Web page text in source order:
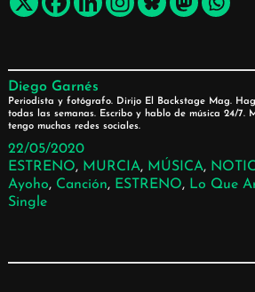
Diego Garnés
Periodista y fotógrafo. Dirijo El Backstage Mag.
todas las semanas. Escribo y hablo de música 24/7.
tengo muchas redes sociales.
22/05/2020
ESTRENO, MURCIA, MÚSICA,
Ayoho, Canción, ESTRENO, Lo Que
Single